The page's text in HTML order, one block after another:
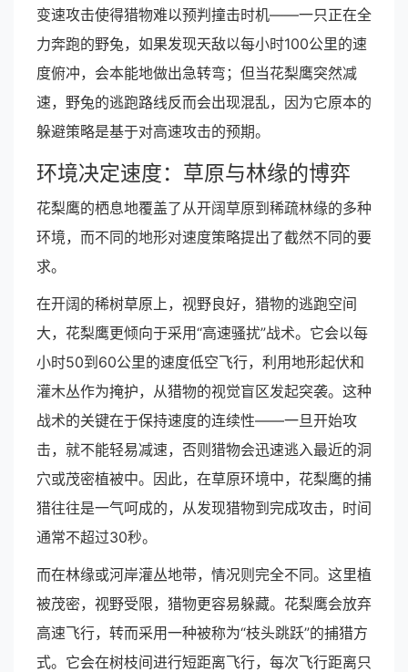
变速攻击使得猎物难以预判撞击时机——一只正在全
力奔跑的野兔，如果发现天敌以每小时100公里的速
度俯冲，会本能地做出急转弯；但当花梨鹰突然减
速，野兔的逃跑路线反而会出现混乱，因为它原本的
躲避策略是基于对高速攻击的预期。
环境决定速度：草原与林缘的博弈
花梨鹰的栖息地覆盖了从开阔草原到稀疏林缘的多种
环境，而不同的地形对速度策略提出了截然不同的要
求。
在开阔的稀树草原上，视野良好，猎物的逃跑空间
大，花梨鹰更倾向于采用“高速骚扰”战术。它会以每
小时50到60公里的速度低空飞行，利用地形起伏和
灌木丛作为掩护，从猎物的视觉盲区发起突袭。这种
战术的关键在于保持速度的连续性——一旦开始攻
击，就不能轻易减速，否则猎物会迅速逃入最近的洞
穴或茂密植被中。因此，在草原环境中，花梨鹰的捕
猎往往是一气呵成的，从发现猎物到完成攻击，时间
通常不超过30秒。
而在林缘或河岸灌丛地带，情况则完全不同。这里植
被茂密，视野受限，猎物更容易躲藏。花梨鹰会放弃
高速飞行，转而采用一种被称为“枝头跳跃”的捕猎方
式。它会在树枝间进行短距离飞行，每次飞行距离只